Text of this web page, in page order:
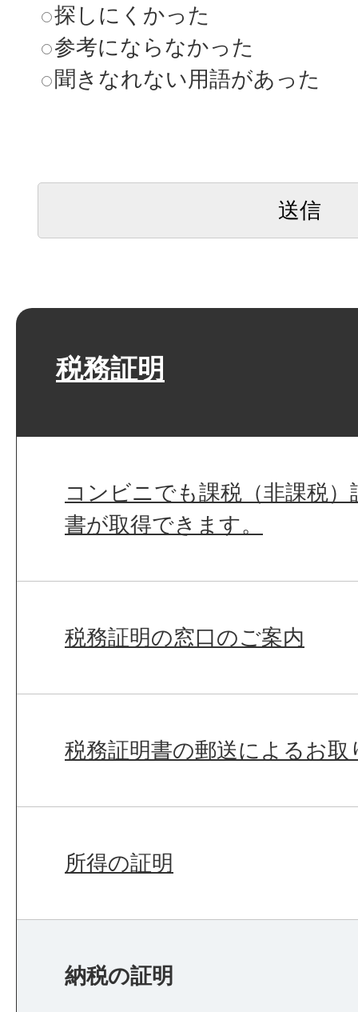
探しにくかった
参考にならなかった
聞きなれない用語があった
税務証明
コンビニでも課税（非課税
書が取得できます。
税務証明の窓口のご案内
税務証明書の郵送によるお取
所得の証明
納税の証明